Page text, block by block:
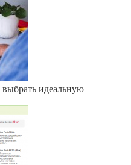
выбрать идеальную